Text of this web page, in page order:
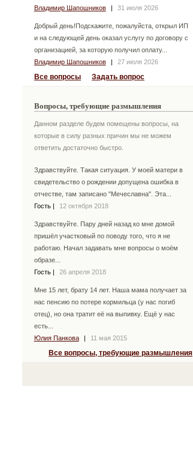
Владимир Шапошников
| 31 июля 2026
Добрый день!Подскажите, пожалуйста, открыл ИП
и на следующей день оказал услугу по договору с
организацией, за которую получил оплату...
Владимир Шапошников
| 27 июля 2026
Все вопросы Задать вопрос
Вопросы, требующие размышления
Данном разделе будем помещены вопросы, на
которые в силу разных причин мы не можем
ответить достаточно быстро.
Здравствуйте. Такая ситуация. У моей матери в
свидетельство о рождении допущена ошибка в
отчестве, там записано "Мечеславна". Эта...
Гость
12 октября 2018
Здравствуйте. Пару дней назад ко мне домой
пришёл участковый по поводу того, что я не
работаю. Начал задавать мне вопросы о моём
образе...
Гость
26 апреля 2018
Мне 15 лет, брату 14 лет. Наша мама получает за
нас пенсию по потере кормильца (у нас погиб
отец), но она тратит её на выпивку. Ещё у нас
есть...
Юлия Панкова
11 мая 2015
Все вопросы, требующие размышления